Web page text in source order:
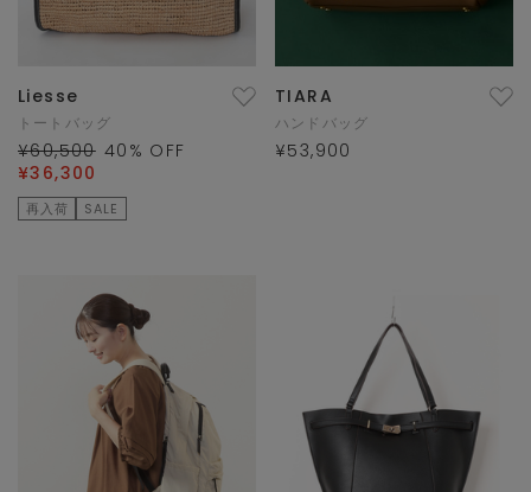
Liesse
トートバッグ
¥60,500 40 % OFF
¥36,300
再入荷 SALE
TIARA
ハンドバッグ
¥53,900